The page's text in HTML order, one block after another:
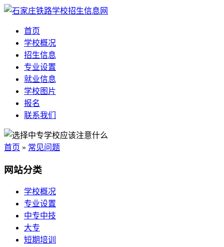
首页
学校概况
招生信息
专业设置
就业信息
学校图片
报名
联系我们
首页 » 常见问题
网站分类
学校概况
专业设置
中专中技
大专
短期培训